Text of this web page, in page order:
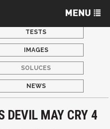
TESTS
IMAGES
SOLUCES
NEWS
DEVIL MAY CRY 4